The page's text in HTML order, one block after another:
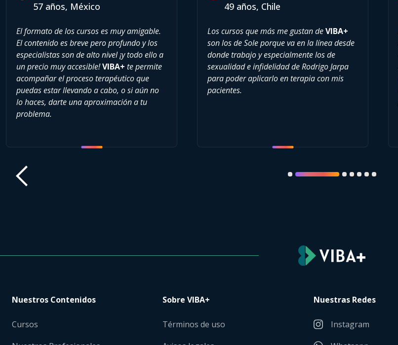
57 años, México
El formato de los cursos es muy amigable.
El contenido es breve pero profundo y los
especialistas son de alto nivel ¡y todo ello a
un precio muy accesible!VIBA+ te permite
acompañar el proceso terapéutico que
puedas estar llevando a cabo, o si aún no
lo haces, darte una aproximación a tu
problema.
49 años, Chile
Los cursos que más me gustan deVIBA+
son los de Sole porque va en la línea desde
donde trabajo y especialmente los de
sexualidad e infidelidad de Rodrigo Jarpa
para poder aplicarlo en terapia con mis
pacientes.
Nuestros Contenidos
Cursos
Sobre VIBA+
Términos de uso
Nuestras Redes
Instagram